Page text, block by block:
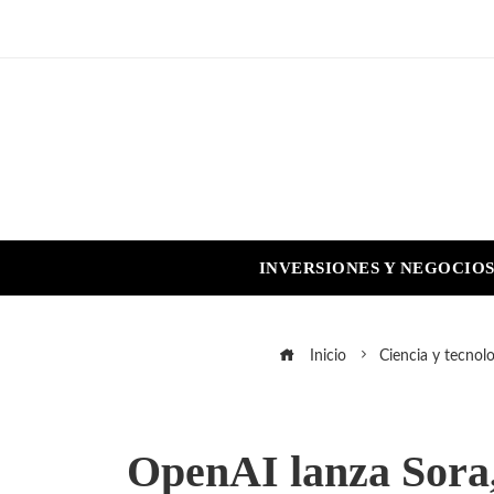
INVERSIONES Y NEGOCIOS
Inicio Ciencia y
OpenAI lanza